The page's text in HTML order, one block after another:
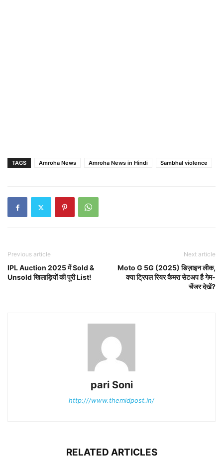
TAGS Amroha News Amroha News in Hindi Sambhal violence
Previous article
IPL Auction 2025 में Sold &
Unsold खिलाड़ियों की पूरी List!
Next article
Moto G 5G (2025) डिज़ाइन लीक,
क्या ट्रिपल रियर कैमरा सेटअप है गेम-
चेंजर देखें?
pari Soni
http:///www.themidpost.in/
RELATED ARTICLES